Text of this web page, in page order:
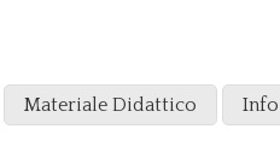
Materiale Didattico Info